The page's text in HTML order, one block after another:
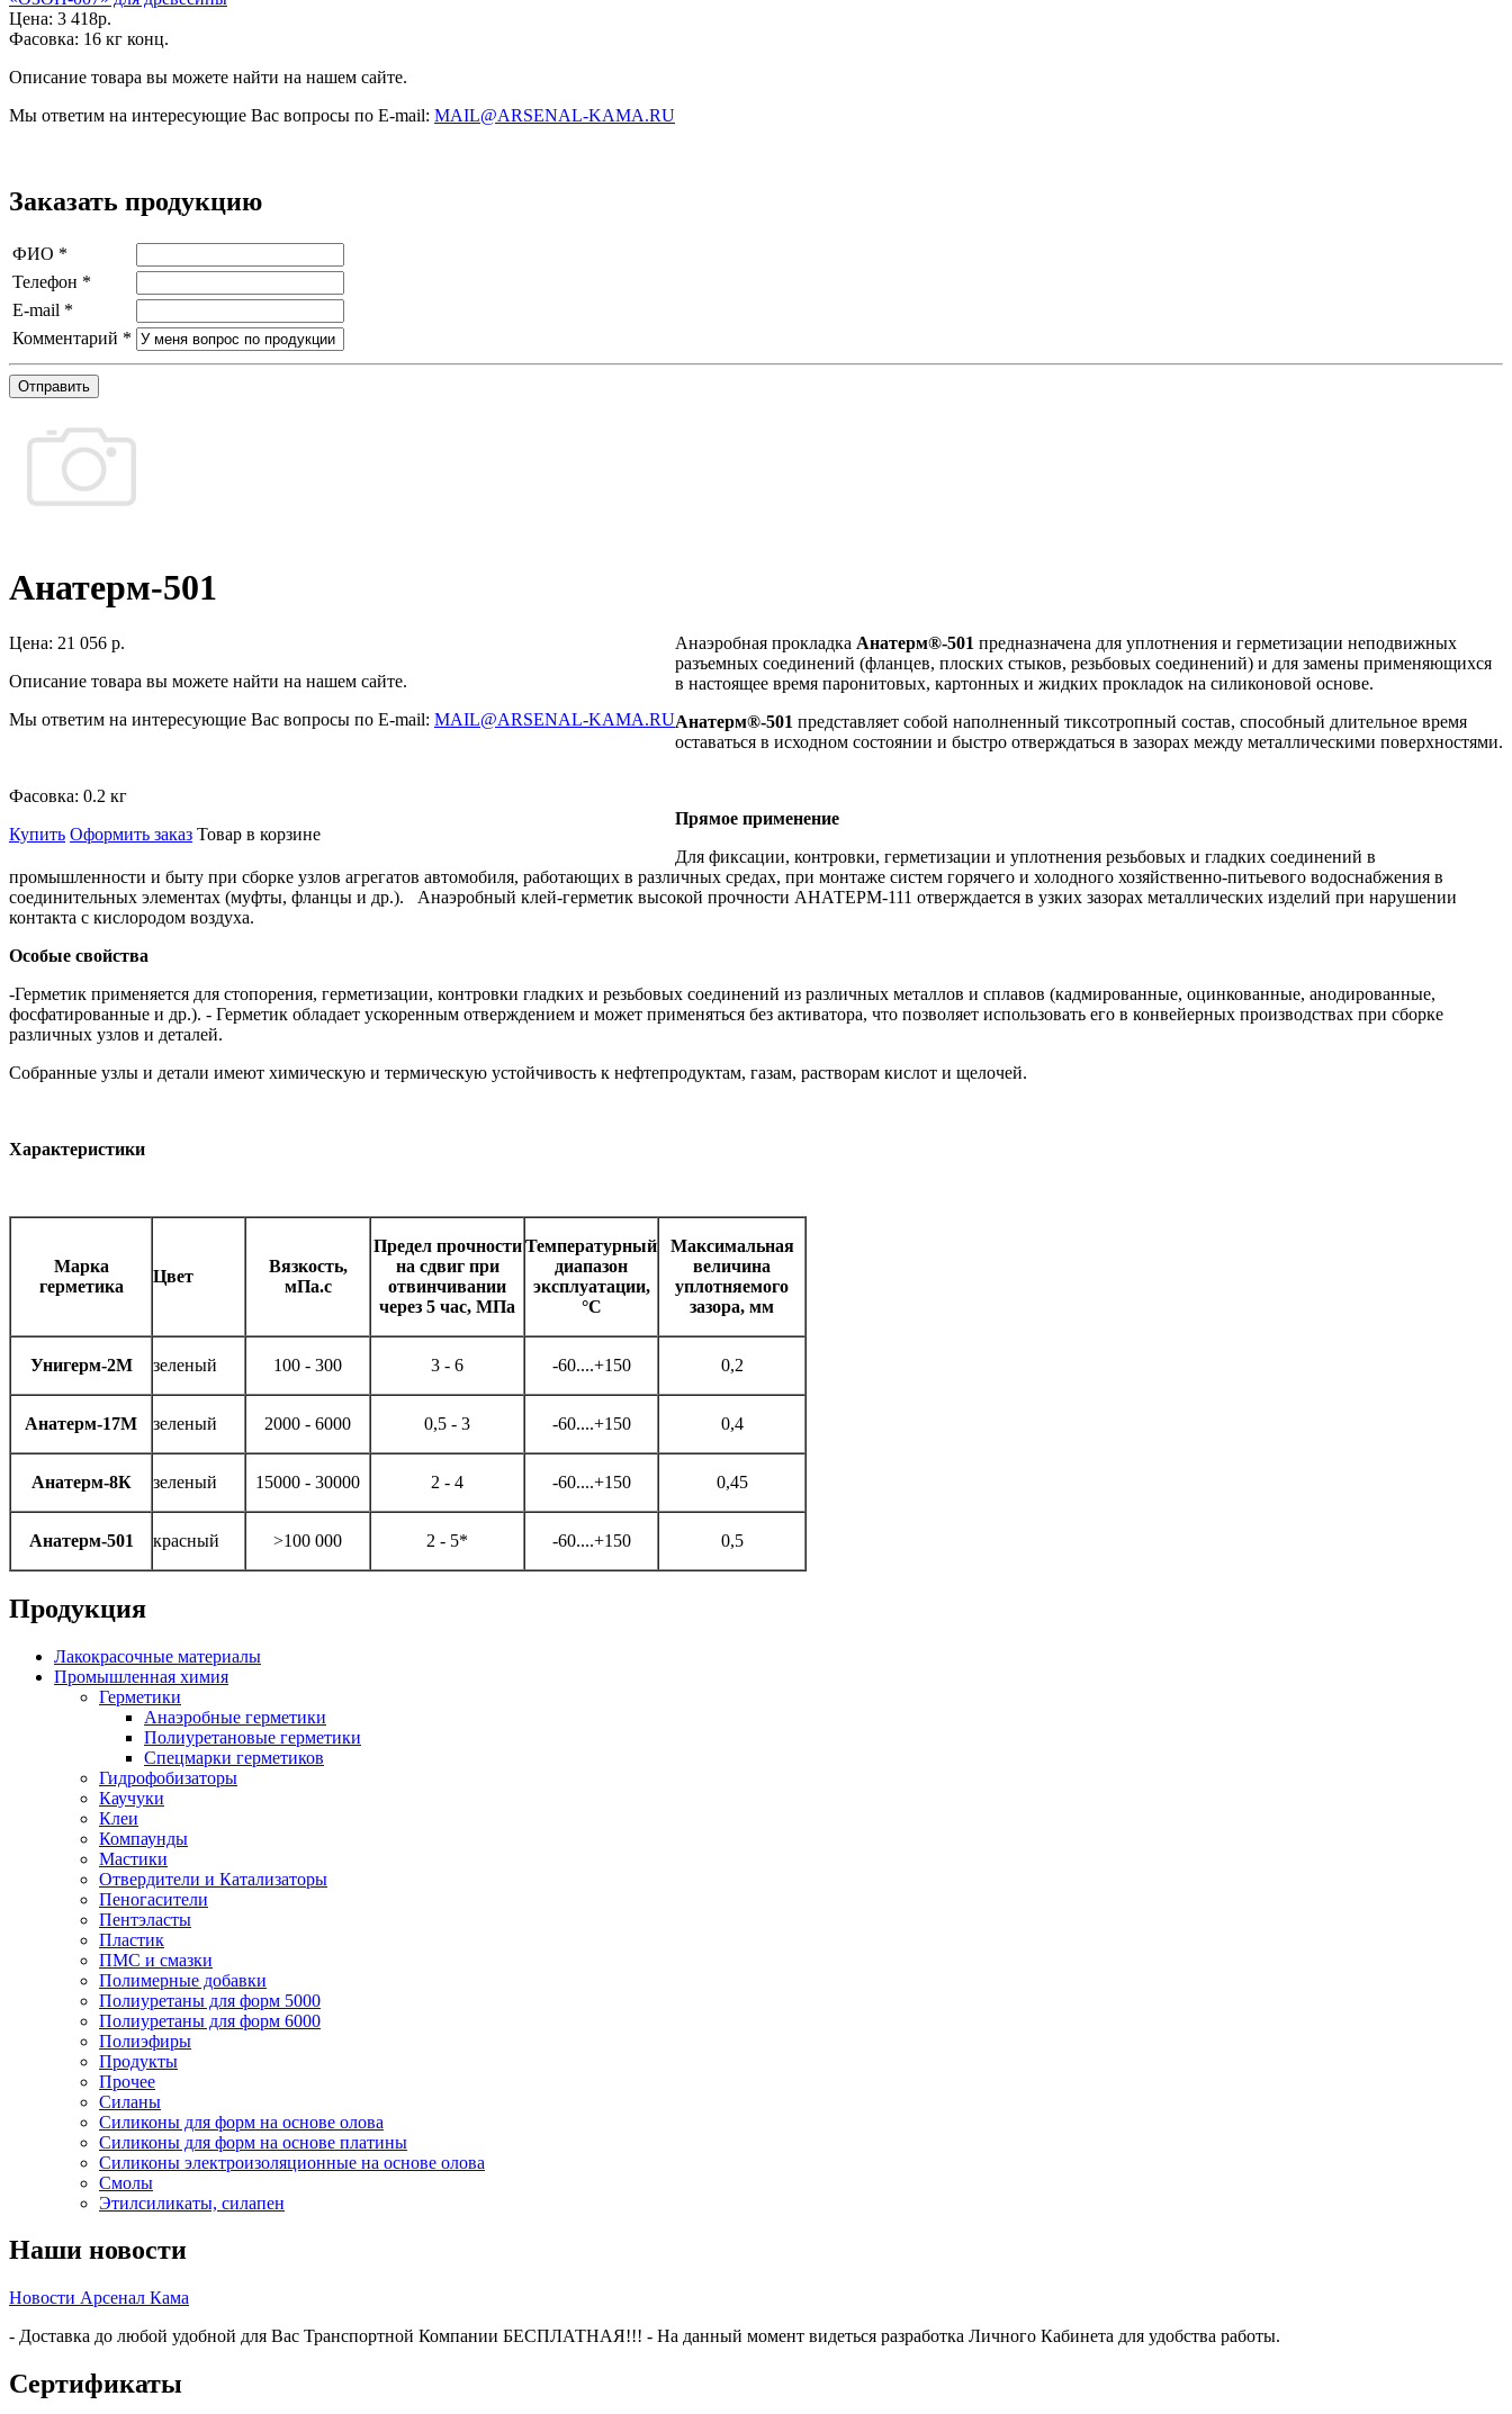
Цена: 3 418р.
Фасовка: 16 кг конц.
Описание товара вы можете найти на нашем сайте.
Мы ответим на интересующие Вас вопросы по E-mail: MAIL@ARSENAL-KAMA.RU
Заказать продукцию
ФИО *
Телефон *
E-mail *
Комментарий *
Отправить
Анатерм-501
Цена: 21 056 р.
Описание товара вы можете найти на нашем сайте.
Мы ответим на интересующие Вас вопросы по E-mail: MAIL@ARSENAL-KAMA.RU
Фасовка: 0.2 кг
Купить Оформить заказ Товар в корзине
Анаэробная прокладка Анатерм®-501 предназначена для уплотнения и герметизации неподвижных
разъемных соединений (фланцев, плоских стыков, резьбовых соединений) и для замены применяющихся
в настоящее время паронитовых, картонных и жидких прокладок на силиконовой основе.
Анатерм®-501 представляет собой наполненный тиксотропный состав, способный длительное время
оставаться в исходном состоянии и быстро отверждаться в зазорах между металлическими поверхностями.
Прямое применение
Для фиксации, контровки, герметизации и уплотнения резьбовых и гладких соединений в
промышленности и быту при сборке узлов агрегатов автомобиля, работающих в различных средах, при монтаже систем горячего и холодного хозяйственно-питьевого водоснабжения в
соединительных элементах (муфты, фланцы и др.). Анаэробный клей-герметик высокой прочности АНАТЕРМ-111 отверждается в узких зазорах металлических изделий при нарушении
контакта с кислородом воздуха.
Особые свойства
-Герметик применяется для стопорения, герметизации, контровки гладких и резьбовых соединений из различных металлов и сплавов (кадмированные, оцинкованные, анодированные,
фосфатированные и др.). - Герметик обладает ускоренным отверждением и может применяться без активатора, что позволяет использовать его в конвейерных производствах при сборке
различных узлов и деталей.
Собранные узлы и детали имеют химическую и термическую устойчивость к нефтепродуктам, газам, растворам кислот и щелочей.
Характеристики
Марка
герметика
Цвет
Вязкость,
мПа.с
Предел прочности
на сдвиг при
отвинчивании
через 5 час, МПа
Температурный
диапазон
эксплуатации,
°С
Максимальная
величина
уплотняемого
зазора, мм
Унигерм-2М зеленый 100 - 300 3 - 6 -60....+150 0,2
Анатерм-17М зеленый 2000 - 6000 0,5 - 3 -60....+150 0,4
Анатерм-8К зеленый 15000 - 30000 2 - 4 -60....+150 0,45
Анатерм-501 красный >100 000 2 - 5* -60....+150 0,5
Продукция
Лакокрасочные материалы
Промышленная химия
Герметики
Анаэробные герметики
Полиуретановые герметики
Спецмарки герметиков
Гидрофобизаторы
Каучуки
Клеи
Компаунды
Мастики
Отвердители и Катализаторы
Пеногасители
Пентэласты
Пластик
ПМС и смазки
Полимерные добавки
Полиуретаны для форм 5000
Полиуретаны для форм 6000
Полиэфиры
Продукты
Прочее
Силаны
Силиконы для форм на основе олова
Силиконы для форм на основе платины
Силиконы электроизоляционные на основе олова
Смолы
Этилсиликаты, силапен
Наши новости
Новости Арсенал Кама
- Доставка до любой удобной для Вас Транспортной Компании БЕСПЛАТНАЯ!!! - На данный момент видеться разработка Личного Кабинета для удобства работы.
Сертификаты